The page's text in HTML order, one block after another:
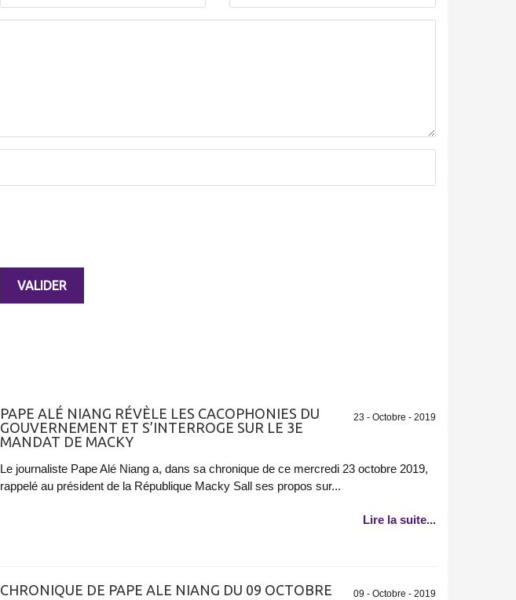
23 - Octobre - 2019
PAPE ALÉ NIANG RÉVÈLE LES CACOPHONIES DU
GOUVERNEMENT ET S’INTERROGE SUR LE 3E
MANDAT DE MACKY
Le journaliste Pape Alé Niang a, dans sa chronique de ce mercredi 23 octobre 2019,
rappelé au président de la République Macky Sall ses propos sur...
Lire la suite...
09 - Octobre - 2019
CHRONIQUE DE PAPE ALE NIANG DU 09 OCTOBRE